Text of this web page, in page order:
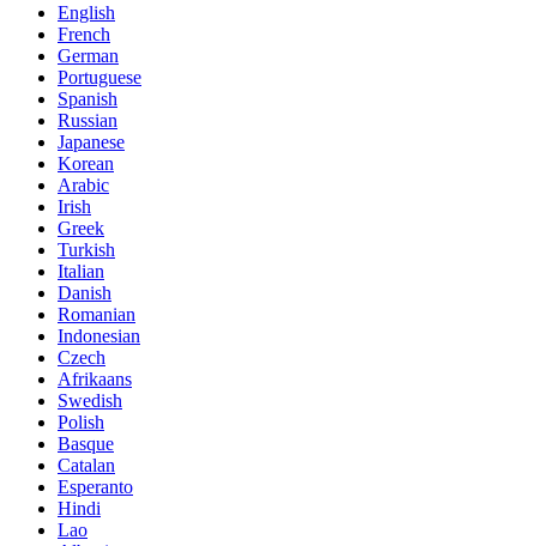
English
French
German
Portuguese
Spanish
Russian
Japanese
Korean
Arabic
Irish
Greek
Turkish
Italian
Danish
Romanian
Indonesian
Czech
Afrikaans
Swedish
Polish
Basque
Catalan
Esperanto
Hindi
Lao